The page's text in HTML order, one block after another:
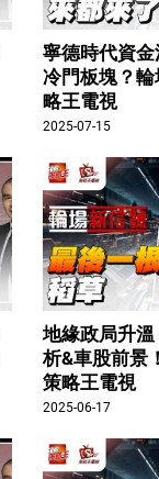
寧德時代資
冷門板塊？
略王電視
2025-07-15
地緣政局升
析&車股前景
策略王電視
2025-06-17